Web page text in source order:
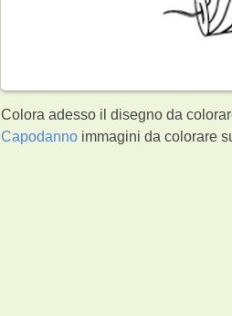
Colora adesso il disegno da
Capodanno immagini da colorare